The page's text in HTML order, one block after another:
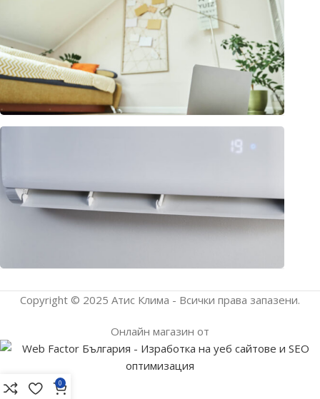
Copyright © 2025 Атис Клима - Всички права запазени.
Онлайн магазин от
0